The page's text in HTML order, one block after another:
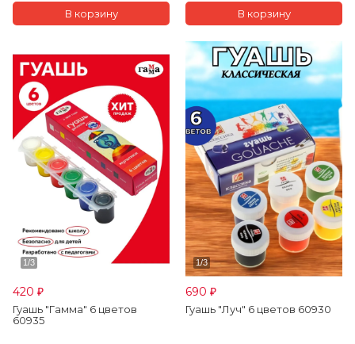
420 ₽
Гуашь "Гамма" 6 цветов
60935
690 ₽
Гуашь "Луч" 6 цветов 60930